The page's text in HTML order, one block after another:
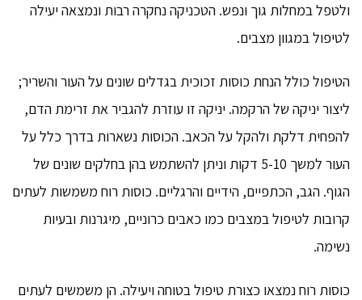
ולטפל במחלות גוך ונפש. הטכניקה נחקרה רבות ונמצאה יעילה
לטיפול במגוון מצבים.
הטיפול כולל הנחת כוסות זכוכית בגדלים שונים על העור והשריר;
ליצור יניקה של הרקמה. יניקה זו עוזרת להגביר את זרימת הדם,
להפחית דלקת ולהקל על הכאב. הכוסות נשארות בדרך כלל על
העור למשך 5-10 דקות וניתן להשתמש בהן בחלקים שונים של
הגוף. הגב, הכתפיים, הידיים והרגליים. כוסות רוח משמשות לעתים
קרובות לטיפול במצבים כמו כאבים כרוניים, מיגרנות ובעיות
נשימה.
כוסות רוח נמצאו כצורת טיפול בטוחה ויעילה. הן משמשים לעתים